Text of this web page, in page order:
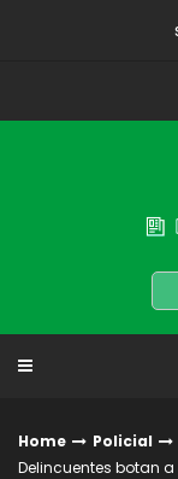
Home
Policial
Delincuentes botan